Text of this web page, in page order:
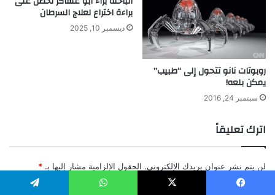
روبوتات نانو تتحول إلى “طبيب”
يمكن بلعه!
سبتمبر 24, 2016
براءة اختراع لعلاج السرطان
ديسمبر 10, 2025
اترك تعليقاً
لن يتم نشر عنوان بريدك الإلكتروني. الحقول الإلزامية مشار إليها بـ *